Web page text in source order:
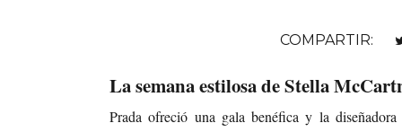
COMPARTIR:
La semana estilosa de Stella
Prada ofreció una gala benéfica y la